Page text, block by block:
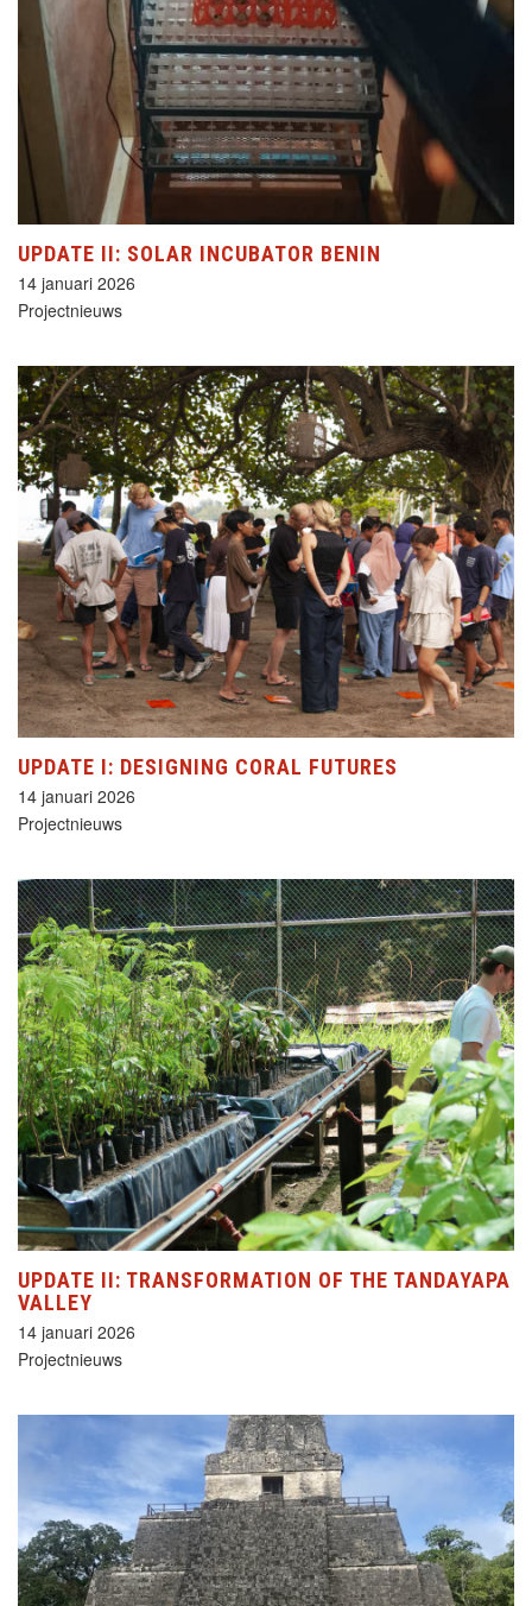
UPDATE II: SOLAR INCUBATOR BENIN
14 januari 2026
Projectnieuws
UPDATE I: DESIGNING CORAL FUTURES
14 januari 2026
Projectnieuws
UPDATE II: TRANSFORMATION OF THE TANDAYAPA
VALLEY
14 januari 2026
Projectnieuws